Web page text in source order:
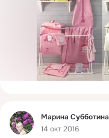
Фид
Марина Субботина
14 окт 2016